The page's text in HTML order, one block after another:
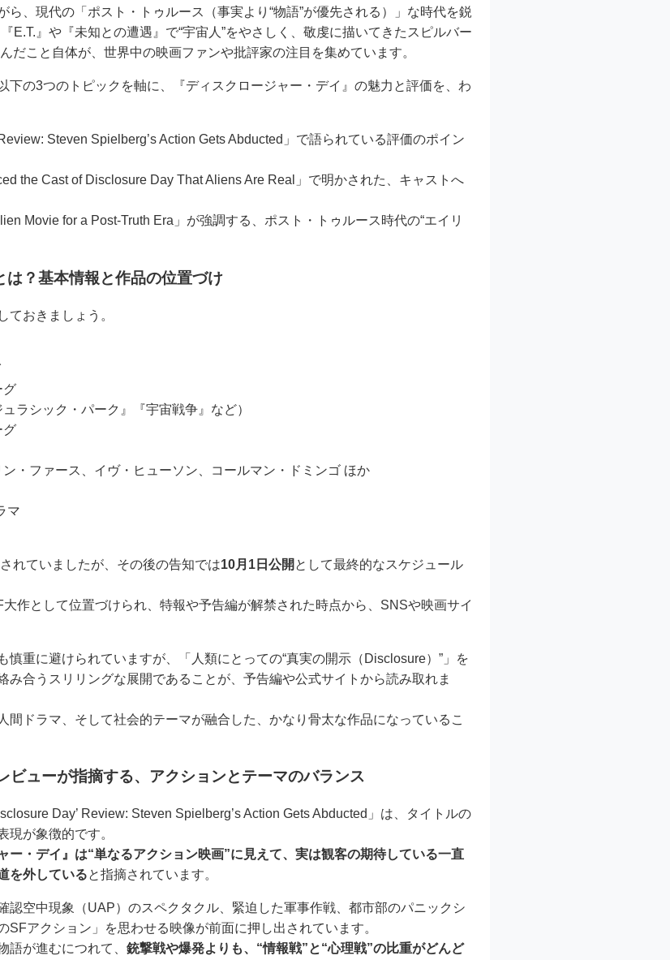
、現代の「ポスト・トゥルース（事実より“物語”が優先される）」な時代を鋭
E.T.』や『未知との遭遇』で“宇宙人”をやさしく、敬虔に描いてきたスピルバー
だこと自体が、世界中の映画ファンや批評家の注目を集めています。
下の3つのトピックを軸に、『ディスクロージャー・デイ』の魅力と評価を、わ
Steven Spielberg’s Action Gets Abducted」で語られている評価のポイン
the Cast of Disclosure Day That Aliens Are Real」で明かされた、キャストへ
Movie for a Post-Truth Era」が強調する、ポスト・トゥルース時代の“エイリ
は？基本情報と作品の位置づけ
ておきましょう。
グ
ラシック・パーク』『宇宙戦争』など）
グ
・ファース、イヴ・ヒューソン、コールマン・ドミンゴ ほか
マ
れていましたが、その後の告知では10月1日公開 として最終的なスケジュール
作として位置づけられ、特報や予告編が解禁された時点から、SNSや映画サイ
重に避けられていますが、「人類にとっての“真実の開示（Disclosure）”」を
み合うスリリングな展開であることが、予告編や公式サイトから読み取れま
間ドラマ、そして社会的テーマが融合した、かなり骨太な作品になっているこ
ューが指摘する、アクションとテーマのバランス
Day’ Review: Steven Spielberg’s Action Gets Abducted」は、タイトルの
現が象徴的です。
ー・デイ』は“単なるアクション映画”に見えて、実は観客の期待している一直
を外していると指摘されています。
認空中現象（UAP）のスペクタクル、緊迫した軍事作戦、都市部のパニックシ
SFアクション」を思わせる映像が前面に押し出されています。
語が進むにつれて、 銃撃戦や爆発よりも、“情報戦”と“心理戦”の比重がどんど